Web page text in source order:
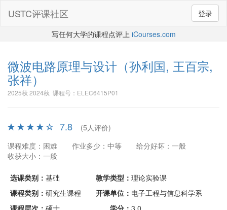
登录
USTC评课社区
写任何大学的课程点评上 iCourses.com
微波电路原理与设计 （孙利国, 王百宗,
张祥）
2025秋 2024秋 课程号：ELEC6415P01
7.8
(5人评价)
课程难度：困难
作业多少：中等
给分好坏：一般
收获大小：一般
选课类别： 基础 教学类型： 理论实验课
课程类别： 研究生课程 开课单位： 电子工程与信息科学系
课程层次： 硕士 学分： 3.0